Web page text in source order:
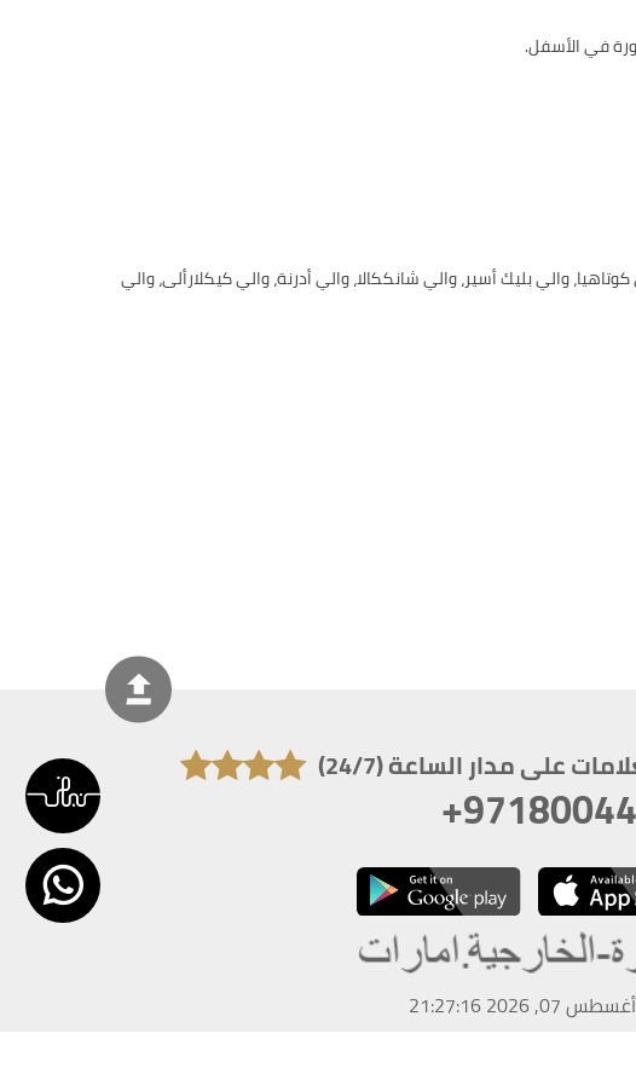
في الأسفل.
والي بليك أسير، والي شانككالا، والي أدرنة، والي كيكلارألى، والي
على مدار الساعة (24/7)
أغسطس 07, 2026 21:27:16